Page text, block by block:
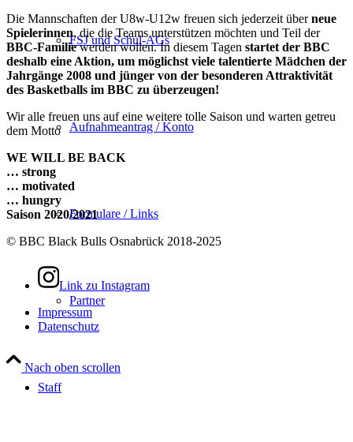
FSJ und Schul-AGs
Aufnahmeantrag / Konto
Formulare / Links
Partner
Staff
Die Mannschaften der U8w-U12w freuen sich jederzeit überneue
Spielerinnen, die die Teams unterstützen möchten und Teil der
BBC-Familiewerden wollen. In diesem Tagen startet der BBC
deshalb eine Aktion, um möglichst viele talentierte Mädchen der
Jahrgänge 2008 und jünger von der besonderen Attraktivität
des Basketballs im BBC zu überzeugen!
Wir alle freuen uns auf eine weitere tolle Saison und warten getreu
dem Motto
WE WILL BE BACK
… strong
… motivated
… hungry
Saison 2020/2021
© BBC Black Bulls Osnabrück 2018-2025
Link zu Instagram
Impressum
Datenschutz
Nach oben scrollen